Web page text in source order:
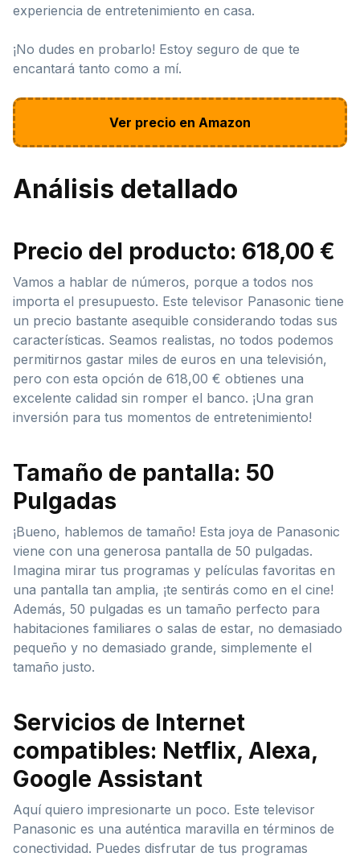
experiencia de entretenimiento en casa.
¡No dudes en probarlo! Estoy seguro de que te
encantará tanto como a mí.
Ver precio en Amazon
Análisis detallado
Precio del producto: 618,00 €
Vamos a hablar de números, porque a todos nos
importa el presupuesto. Este televisor Panasonic tiene
un precio bastante asequible considerando todas sus
características. Seamos realistas, no todos podemos
permitirnos gastar miles de euros en una televisión,
pero con esta opción de 618,00 € obtienes una
excelente calidad sin romper el banco. ¡Una gran
inversión para tus momentos de entretenimiento!
Tamaño de pantalla: 50
Pulgadas
¡Bueno, hablemos de tamaño! Esta joya de Panasonic
viene con una generosa pantalla de 50 pulgadas.
Imagina mirar tus programas y películas favoritas en
una pantalla tan amplia, ¡te sentirás como en el cine!
Además, 50 pulgadas es un tamaño perfecto para
habitaciones familiares o salas de estar, no demasiado
pequeño y no demasiado grande, simplemente el
tamaño justo.
Servicios de Internet
compatibles: Netflix, Alexa,
Google Assistant
Aquí quiero impresionarte un poco. Este televisor
Panasonic es una auténtica maravilla en términos de
conectividad. Puedes disfrutar de tus programas